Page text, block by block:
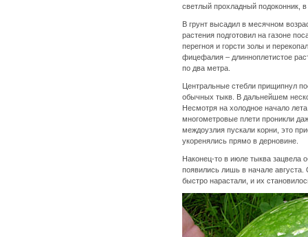
светлый прохладный подоконник,
В грунт высадил в месячном
растения подготовил на газоне
перегноя и горсти золы и
фицефалия – длинноплетистое
по два метра.
Центральные стебли прищипнул
обычных тыкв. В дальнейшем
Несмотря на холодное начало
многометровые плети проникли
междоузлия пускали корни, это
укоренялись прямо в дерновине.
Наконец-то в июле тыква зацвела
появились лишь в начале
быстро нарастали, и их